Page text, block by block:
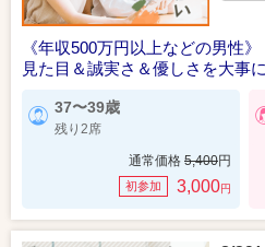
《年収500万円以上などの男性》
見た目＆誠実さ＆優しさを大事
37〜39歳
残り2席
通常価格 5,400円
初参加 3,000円